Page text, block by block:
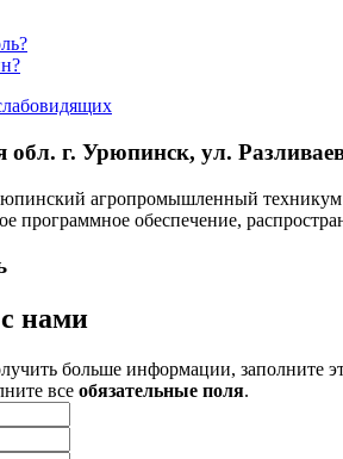
обл. г. Урюпинск, ул.
агропромышленный техникум
программное обеспечение,
нами
больше информации, заполните
все обязательные поля.